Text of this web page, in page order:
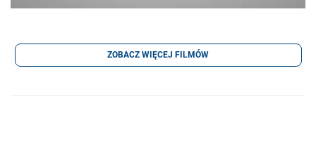
ZOBACZ WIĘCEJ FILMÓW